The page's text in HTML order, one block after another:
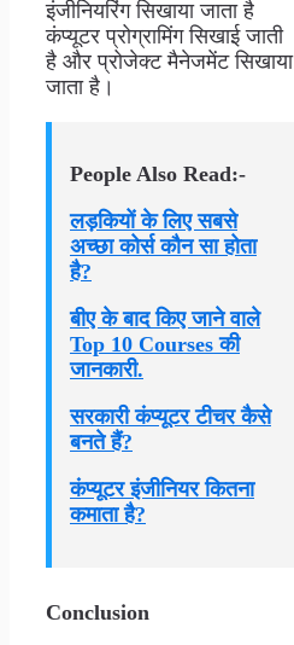
इंजीनियरिंग सिखाया जाता है
कंप्यूटर प्रोग्रामिंग सिखाई जाती
है और प्रोजेक्ट मैनेजमेंट सिखाया
जाता है।
People Also Read:-
लड़कियों के लिए सबसे
अच्छा कोर्स कौन सा होता
है?
बीए के बाद किए जाने वाले
Top 10 Courses की
जानकारी.
सरकारी कंप्यूटर टीचर कैसे
बनते हैं?
कंप्यूटर इंजीनियर कितना
कमाता है?
Conclusion